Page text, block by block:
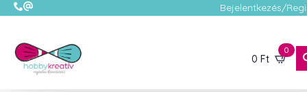
Bejelentkezés/
0 Ft
0